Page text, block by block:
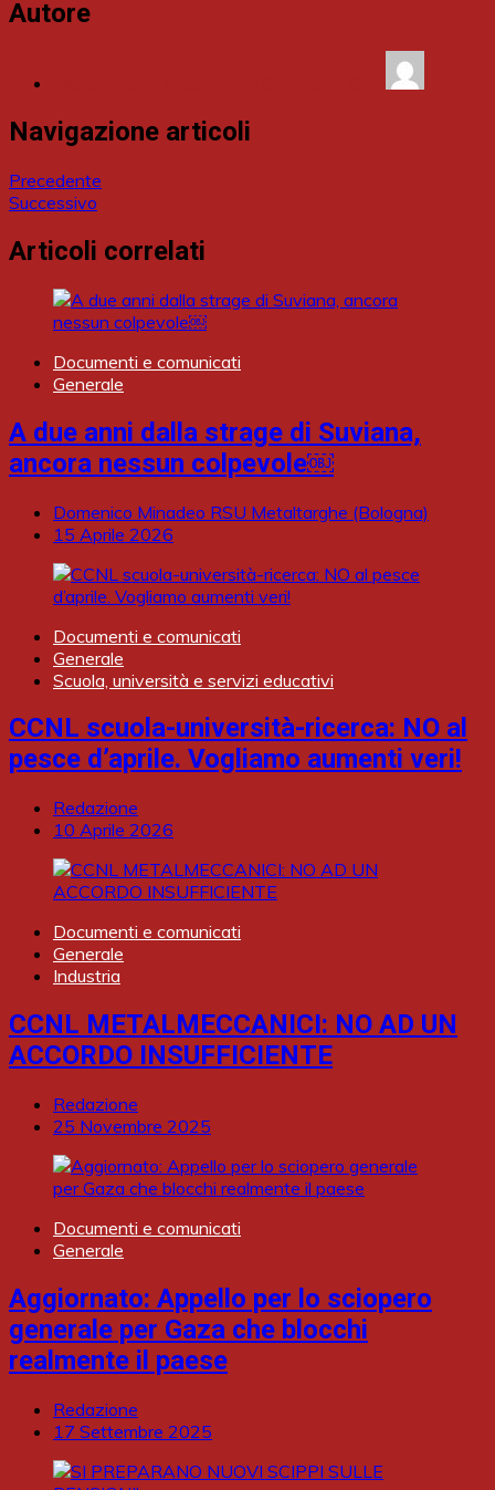
Autore
Navigazione articoli
Precedente
Successivo
Articoli correlati
Documenti e comunicati
Generale
A due anni dalla strage di Suviana,
ancora nessun colpevole￼
Domenico Minadeo RSU Metaltarghe (Bologna)
15 Aprile 2026
Documenti e comunicati
Generale
Scuola, università e servizi educativi
CCNL scuola-università-ricerca: NO al
pesce d’aprile. Vogliamo aumenti veri!
Redazione
10 Aprile 2026
Documenti e comunicati
Generale
Industria
CCNL METALMECCANICI: NO AD UN
ACCORDO INSUFFICIENTE
Redazione
25 Novembre 2025
Documenti e comunicati
Generale
Aggiornato: Appello per lo sciopero
generale per Gaza che blocchi
realmente il paese
Redazione
17 Settembre 2025